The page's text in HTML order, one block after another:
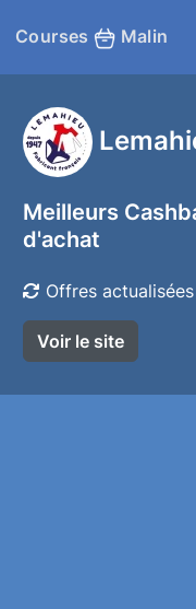
Courses Malin
Meilleurs
d'achat
Offres
Voir le site